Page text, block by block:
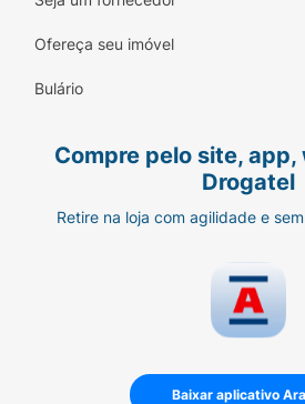
e evita que o animal
longas viagens de
locais fechados onde o
fazer as necessidades.
processo de educação
Especificações Técnicas:
Colosso
Ofereça seu imóvel
Bulário
Compre pelo site,
Drogatel
Retire na loja com agilidade e
Baixar aplicativo